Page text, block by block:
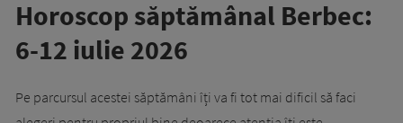
Horoscop săptămânal Berbec:
6-12 iulie 2026
Pe parcursul acestei săptămâni îți va fi tot mai dificil să faci